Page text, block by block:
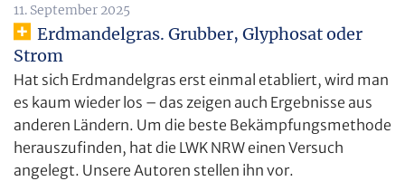
11. September 2025
Erdmandelgras. Grubber, Glyphosat oder
Strom
Hat sich Erdmandelgras erst einmal etabliert, wird man
es kaum wieder los – das zeigen auch Ergebnisse aus
anderen Ländern. Um die beste Bekämpfungsmethode
herauszufinden, hat die LWK NRW einen Versuch
angelegt. Unsere Autoren stellen ihn vor.